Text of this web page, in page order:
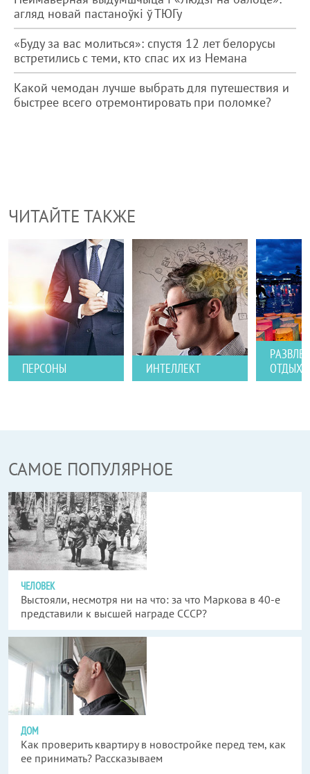
агляд новай пастаноўкі ў ТЮГу
«Буду за вас молиться»: спустя 12 лет белорусы
встретились с теми, кто спас их из Немана
Какой чемодан лучше выбрать для путешествия и
быстрее всего отремонтировать при поломке?
ЧИТАЙТЕ ТАКЖЕ
ПЕРСОНЫ ИНТЕЛЛЕКТ
ОТДЫХ
САМОЕ ПОПУЛЯРНОЕ
ЧЕЛОВЕК
Выстояли, несмотря ни на что: за что Маркова в 40-е
представили к высшей награде СССР?
ДОМ
Как проверить квартиру в новостройке перед тем, как
ее принимать? Рассказываем